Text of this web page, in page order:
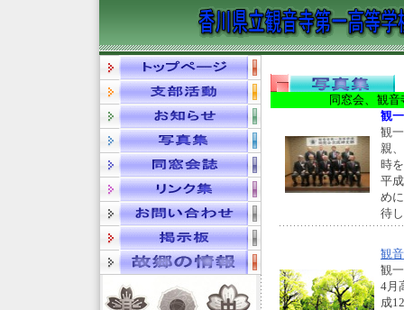
同窓会、 観音
観
観
親
時
平
め
待
観
観
4月
成